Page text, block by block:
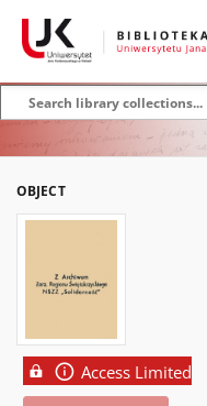
OBJECT
Access Limited